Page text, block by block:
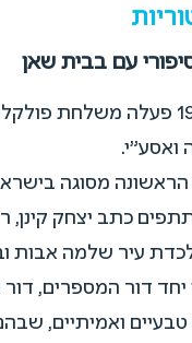
עם בבית שאן
בשנים 1977-1979 פעלה
ואסע"י.
מסוגה
כתב יצחק קינן,
עיר שלמה אבות
דור המספרים,
ואמיתיים,